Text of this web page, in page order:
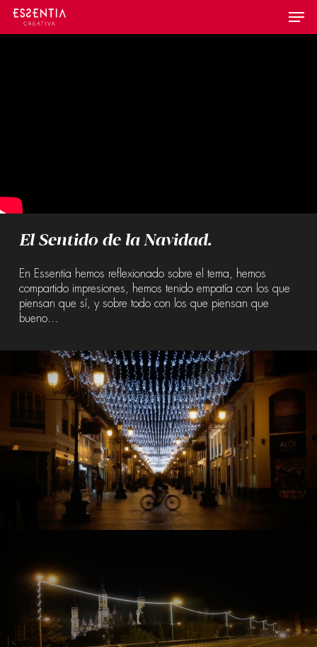
Skip
main
Menu
El Sentido de la Navidad.
En Essentia hemos reflexionado sobre el tema, hemos
compartido impresiones, hemos tenido empatía con los que
piensan que sí, y sobre todo con los que piensan que
bueno…